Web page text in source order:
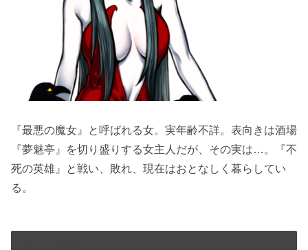
『最悪の魔女』と呼ばれる女。実年齢不詳。表向きは酒場
『夢魅亭』を切り盛りする女主人だが、その実は…。『不
死の英雄』と戦い、敗れ、現在はおとなしく暮らしてい
る。